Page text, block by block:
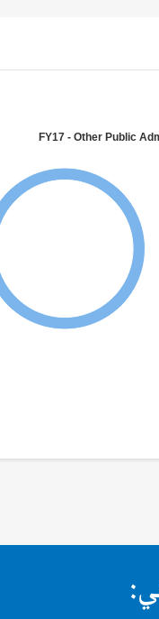
FY17 - Other Public